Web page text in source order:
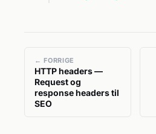
← FORRIGE
HTTP headers —
Request og
response headers til
SEO